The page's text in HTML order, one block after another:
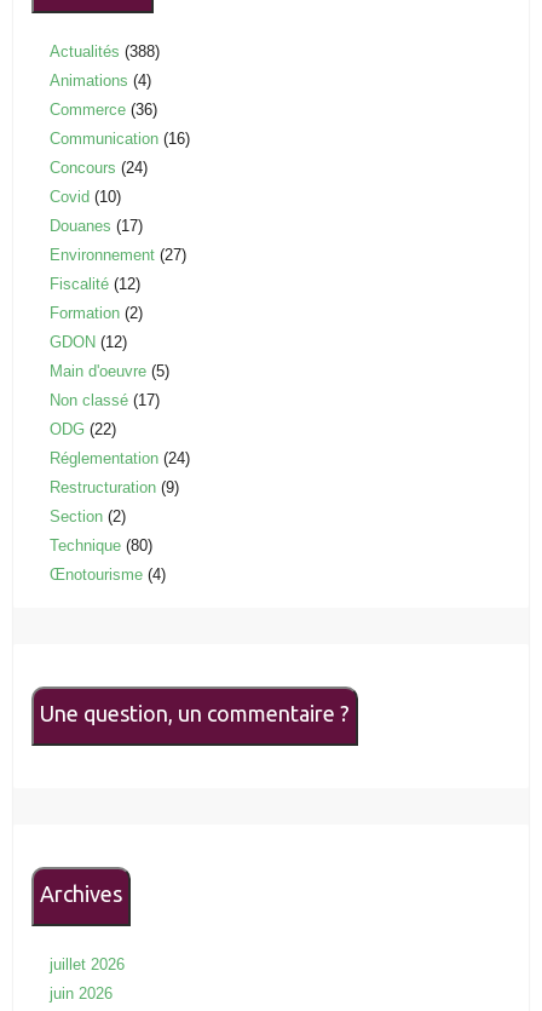
Actualités (388)
Animations (4)
Commerce (36)
Communication (16)
Concours (24)
Covid (10)
Douanes (17)
Environnement (27)
Fiscalité (12)
Formation (2)
GDON (12)
Main d'oeuvre (5)
Non classé (17)
ODG (22)
Réglementation (24)
Restructuration (9)
Section (2)
Technique (80)
Œnotourisme (4)
Une question, un commentaire ?
Archives
juillet 2026
juin 2026